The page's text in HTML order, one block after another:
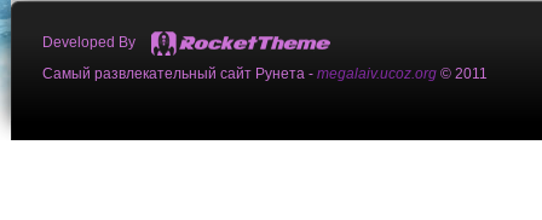
Developed By
Самый развлекательный сайт Рунета - megalaiv.ucoz.org © 2011